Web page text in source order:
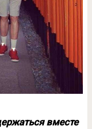
вместе